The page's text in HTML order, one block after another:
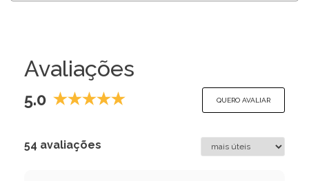
Avaliações
5.0 QUERO AVALIAR
54 avaliações